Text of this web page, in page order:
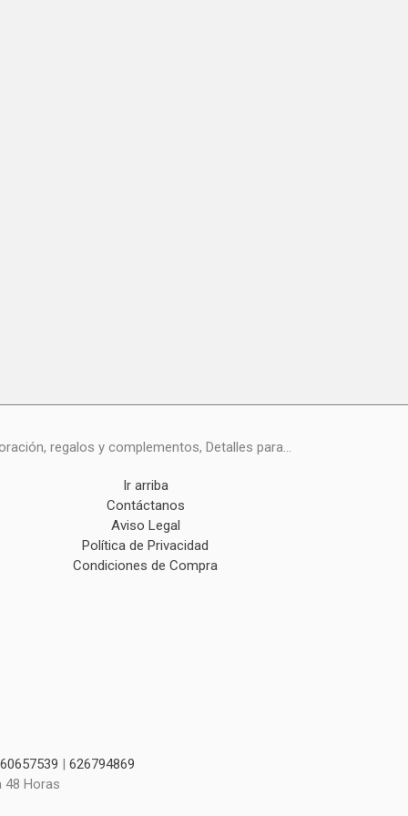
regalos y complementos, Detalles para...
Ir arriba
Contáctanos
Aviso Legal
Política de Privacidad
Condiciones de Compra
| 626794869
48 Horas